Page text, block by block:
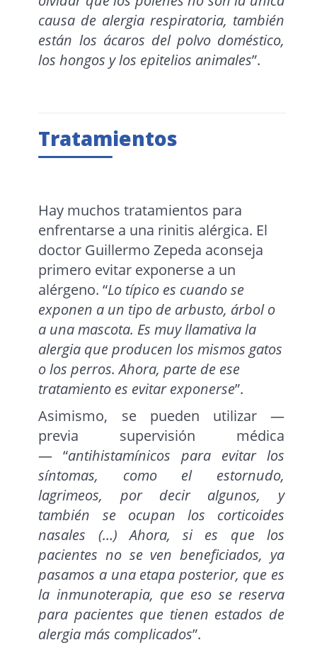
causa de alergia respiratoria, también
están los ácaros del polvo doméstico,
los hongos y los epitelios animales”.
Tratamientos
Hay muchos tratamientos para
enfrentarse a una rinitis alérgica. El
doctor Guillermo Zepeda aconseja
primero evitar exponerse a un
alérgeno. “Lo típico es cuando se
exponen a un tipo de arbusto, árbol o
a una mascota. Es muy llamativa la
alergia que producen los mismos gatos
o los perros. Ahora, parte de ese
tratamiento es evitar exponerse”.
Asimismo, se pueden utilizar —
previa supervisión médica
— “antihistamínicos para evitar los
síntomas, como el estornudo,
lagrimeos, por decir algunos, y
también se ocupan los corticoides
nasales (…) Ahora, si es que los
pacientes no se ven beneficiados, ya
pasamos a una etapa posterior, que es
la inmunoterapia, que eso se reserva
para pacientes que tienen estados de
alergia más complicados”.